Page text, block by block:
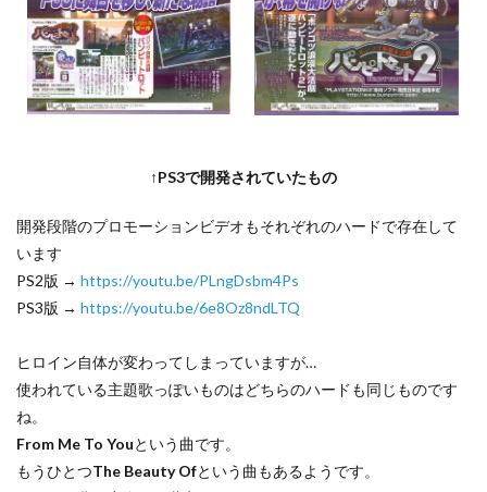
↑PS3で開発されていたもの
開発段階のプロモーションビデオもそれぞれのハードで存在して
います
PS2版 → https://youtu.be/PLngDsbm4Ps
PS3版 → https://youtu.be/6e8Oz8ndLTQ
ヒロイン自体が変わってしまっていますが…
使われている主題歌っぽいものはどちらのハードも同じものです
ね。
From Me To Youという曲です。
もうひとつThe Beauty Ofという曲もあるようです。